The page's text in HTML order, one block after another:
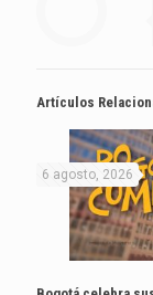
Artículos
6 agosto, 2026